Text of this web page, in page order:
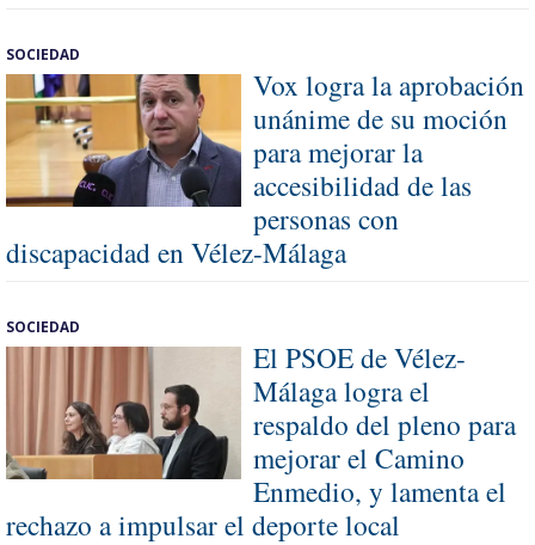
SOCIEDAD
Vox logra la aprobación
unánime de su moción
para mejorar la
accesibilidad de las
personas con
discapacidad en Vélez-Málaga
SOCIEDAD
El PSOE de Vélez-
Málaga logra el
respaldo del pleno para
mejorar el Camino
Enmedio, y lamenta el
rechazo a impulsar el deporte local